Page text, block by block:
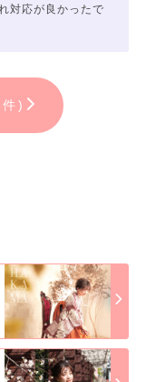
対応が良かったで
)